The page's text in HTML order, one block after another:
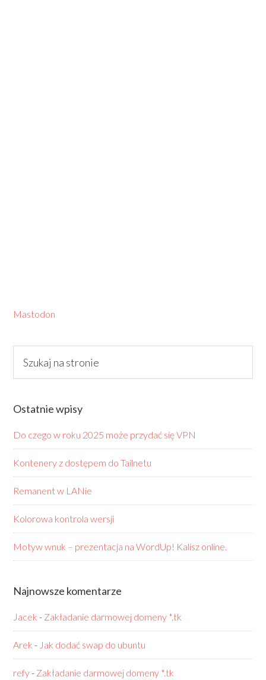
Mastodon
Ostatnie wpisy
Do czego w roku 2025 może przydać się VPN
Kontenery z dostępem do Tailnetu
Remanent w LANie
Kolorowa kontrola wersji
Motyw wnuk – prezentacja na WordUp! Kalisz online.
Najnowsze komentarze
Jacek - Zakładanie darmowej domeny *.tk
Arek - Jak dodać swap do ubuntu
refy- Zakładanie darmowej domeny *.tk